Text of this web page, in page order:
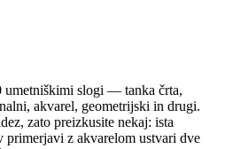
umetniškimi slogi — tanka črta,
akvarel, geometrijski in drugi.
zato preizkusite nekaj: ista
primerjavi z akvarelom ustvari dve